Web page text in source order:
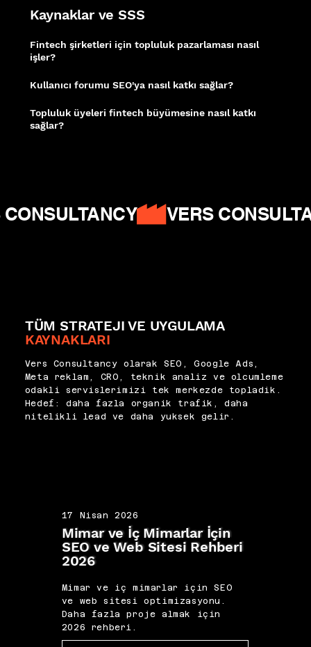
Kaynaklar ve SSS
Fintech şirketleri için topluluk pazarlaması nasıl
işler?
Kullanıcı forumu SEO'ya nasıl katkı sağlar?
Topluluk üyeleri fintech büyümesine nasıl katkı
sağlar?
CONSULTANCY
TÜM STRATEJI VE UYGULAMA
KAYNAKLARI
Vers Consultancy olarak SEO, Google Ads,
Meta reklam, CRO, teknik analiz ve olcumleme
odakli servislerimizi tek merkezde topladik.
Hedef: daha fazla organik trafik, daha
nitelikli lead ve daha yuksek gelir.
17 Nisan 2026
Mimar ve İç Mimarlar İçin
SEO ve Web Sitesi Rehberi
2026
Mimar ve iç mimarlar için SEO
ve web sitesi optimizasyonu.
Daha fazla proje almak için
2026 rehberi.